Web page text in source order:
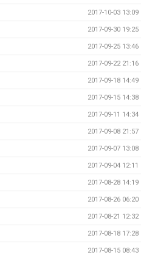
2017-10-03 13:09
2017-09-30 19:25
2017-09-25 13:46
2017-09-22 21:16
2017-09-18 14:49
2017-09-15 14:38
2017-09-11 14:34
2017-09-08 21:57
2017-09-07 13:08
2017-09-04 12:11
2017-08-28 14:19
2017-08-26 06:20
2017-08-21 12:32
2017-08-18 17:28
2017-08-15 08:43